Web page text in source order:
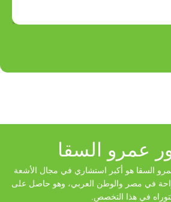
عمرو السقا
السقا هو أكبر استشاري في مجال الأشعة
جراحة في مصر والوطن العربي، وهو حاصل على
في هذا التخصص.